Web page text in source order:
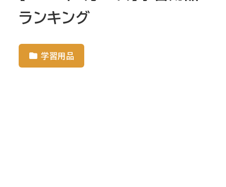
ランキング
学習用品